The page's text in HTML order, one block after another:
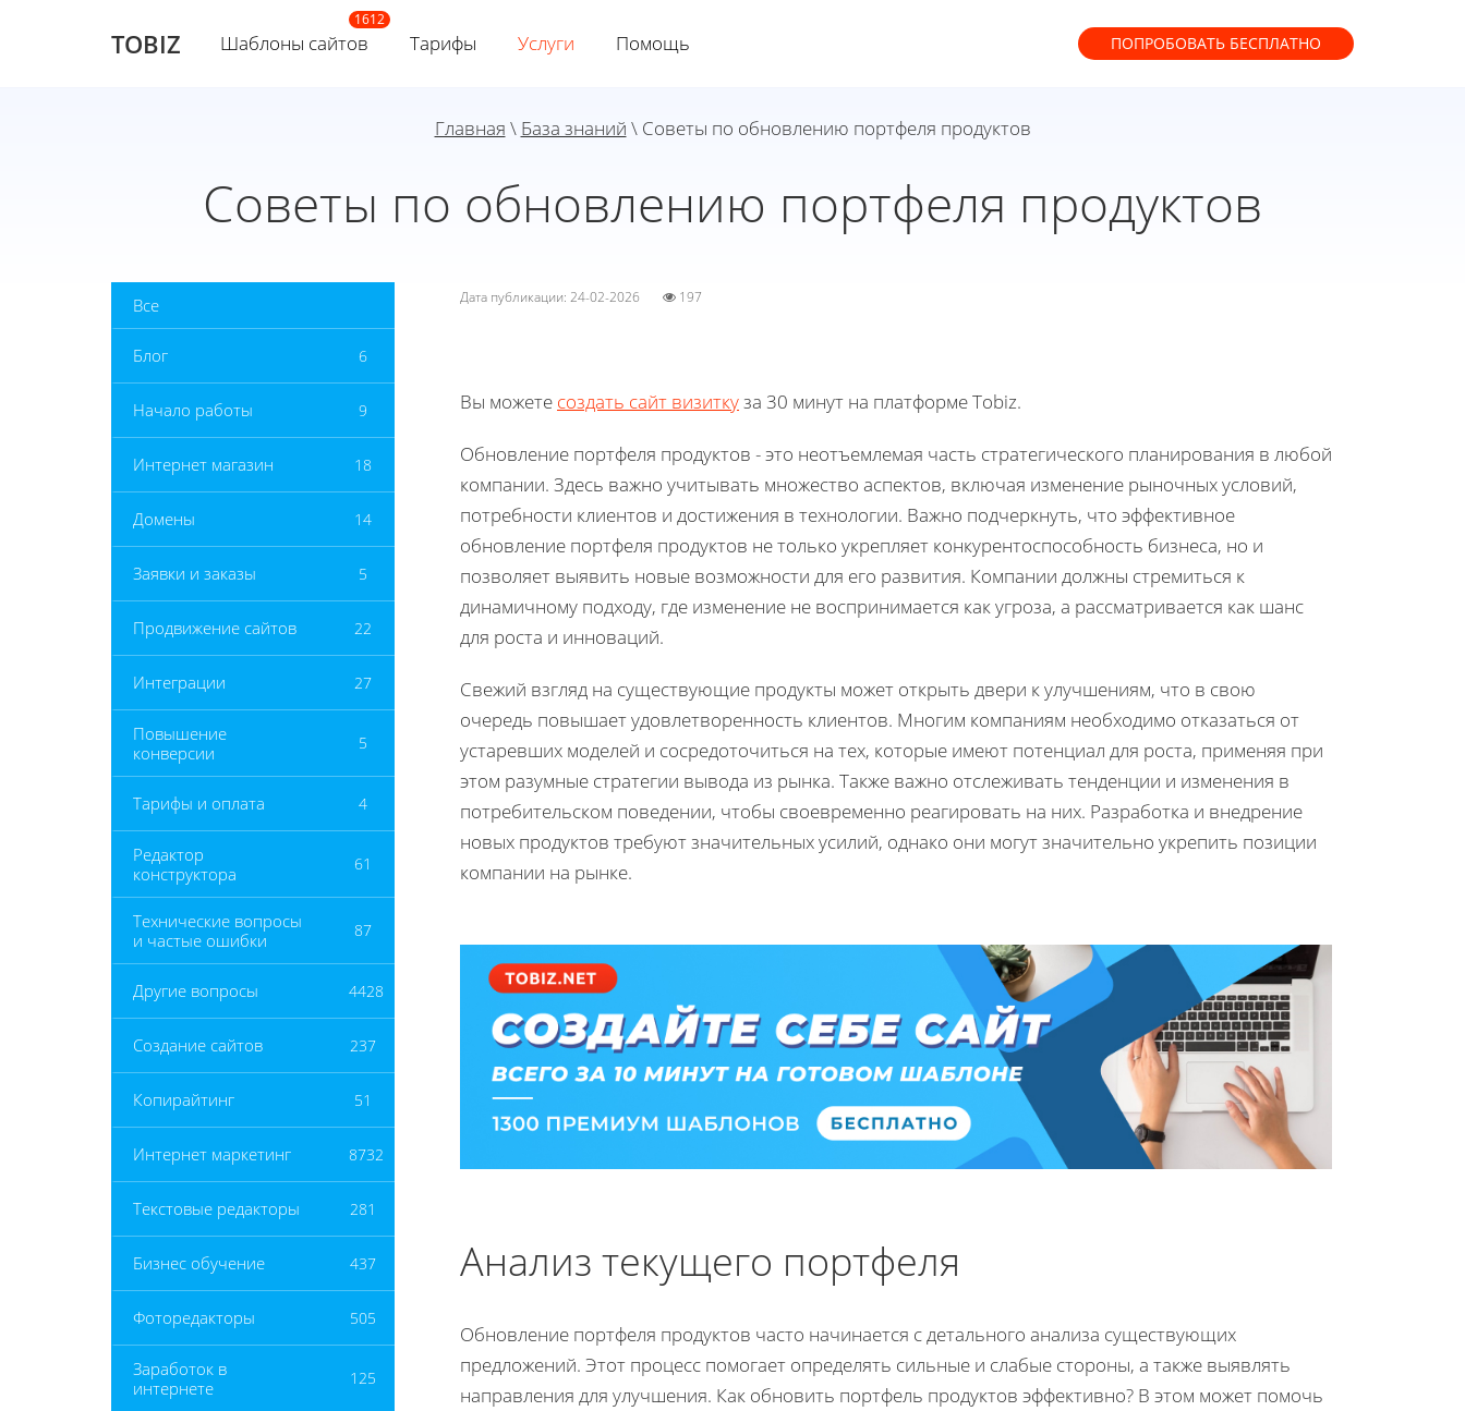
TOBIZ Шаблоны сайтов Тарифы Услуги Помощь ПОПРОБОВАТЬ БЕСПЛАТНО
Главная \ База знаний \ Советы по обновлению портфеля продуктов
Советы по обновлению портфеля продуктов
Все
Блог 6
Начало работы 9
Интернет магазин 18
Домены 14
Заявки и заказы 5
Продвижение сайтов 22
Интеграции 27
Повышение
конверсии
5
Тарифы и оплата 4
Редактор
конструктора
61
Технические вопросы
и частые ошибки
87
Другие вопросы 4428
Создание сайтов 237
Копирайтинг 51
Интернет маркетинг 8732
Текстовые редакторы 281
Бизнес обучение 437
Фоторедакторы 505
Заработок в
интернете
125
Дата публикации: 24-02-2026 197
Вы можете создать сайт визиткуза 30 минут на платформе Tobiz.
Обновление портфеля продуктов - это неотъемлемая часть стратегического планирования в любой
компании. Здесь важно учитывать множество аспектов, включая изменение рыночных условий,
потребности клиентов и достижения в технологии. Важно подчеркнуть, что эффективное
обновление портфеля продуктов не только укрепляет конкурентоспособность бизнеса, но и
позволяет выявить новые возможности для его развития. Компании должны стремиться к
динамичному подходу, где изменение не воспринимается как угроза, а рассматривается как шанс
для роста и инноваций.
Свежий взгляд на существующие продукты может открыть двери к улучшениям, что в свою
очередь повышает удовлетворенность клиентов. Многим компаниям необходимо отказаться от
устаревших моделей и сосредоточиться на тех, которые имеют потенциал для роста, применяя при
этом разумные стратегии вывода из рынка. Также важно отслеживать тенденции и изменения в
потребительском поведении, чтобы своевременно реагировать на них. Разработка и внедрение
новых продуктов требуют значительных усилий, однако они могут значительно укрепить позиции
компании на рынке.
Анализ текущего портфеля
Обновление портфеля продуктов часто начинается с детального анализа существующих
предложений. Этот процесс помогает определять сильные и слабые стороны, а также выявлять
направления для улучшения. Как обновить портфель продуктов эффективно? В этом может помочь